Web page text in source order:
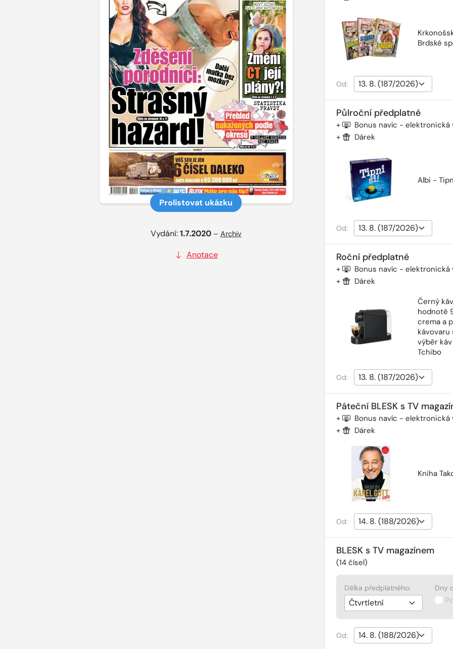
Prolistovat ukázku
Vydání:1.7.2020 – Archiv
Anotace
Brdské
Od:
Půlroční předplatné
+ Bonus navíc - elektronická
+ Dárek
Albi -
Od:
Roční předplatné
+ Bonus navíc - elektronická
+
Dárek
Černý
hodnotě
crema a
kávovaru
výběr
Tchibo
Od:
Páteční BLESK s TV
+ Bonus navíc - elektronická
+ Dárek
Kniha
Od:
BLESK s TV magazínem
(14čísel)
Délka předplatného: Dny
Od: